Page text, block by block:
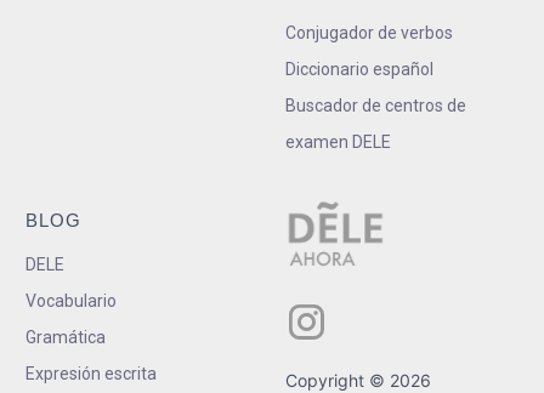
Conjugador de verbos
Diccionario español
Buscador de centros de
examen DELE
BLOG
DELE
Vocabulario
Gramática
Expresión escrita
Copyright © 2026